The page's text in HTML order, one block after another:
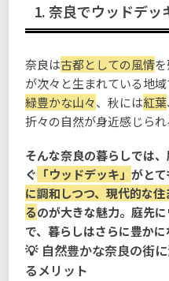
1. 奈良でウッドデッ
奈良は古都としての風情
が次々と生まれている地
緑豊かな山々、秋には紅葉
折々の自然が身近感じられ
そんな奈良の暮らしでは
ぐ 「ウッドデッキ」がと
に調和しつつ、現代的な
るのが大きな魅力。庭先
で、暮らしはさらに豊かに
自然豊かな奈良の街
るメリット